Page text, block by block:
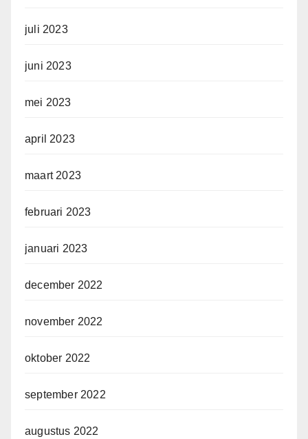
juli 2023
juni 2023
mei 2023
april 2023
maart 2023
februari 2023
januari 2023
december 2022
november 2022
oktober 2022
september 2022
augustus 2022